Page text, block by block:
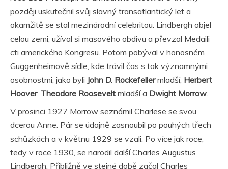
později uskutečnil svůj slavný transatlantický let a
okamžitě se stal mezinárodní celebritou. Lindbergh objel
celou zemi, užíval si masového obdivu a převzal Medaili
cti amerického Kongresu. Potom pobýval v honosném
Guggenheimově sídle, kde trávil čas s tak významnými
osobnostmi, jako byli John D. Rockefellermladší, Herbert
Hoover, Theodore Roosevelt mladší a Dwight Morrow.
V prosinci 1927 Morrow seznámil Charlese se svou
dcerou Anne. Pár se údajně zasnoubil po pouhých třech
schůzkách a v květnu 1929 se vzali. Po více jak roce,
tedy v roce 1930, se narodil další Charles Augustus
Lindbergh. Přibližně ve stejné době začal Charles